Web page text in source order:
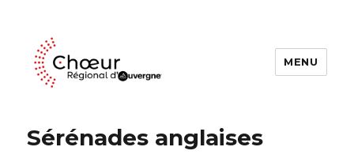
MENU
Sérénades anglaises